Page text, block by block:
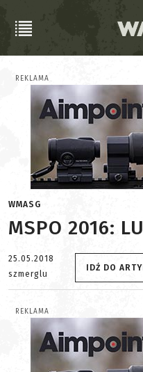
REKLAMA
WMASG
MSPO 2016:
25.05.2018
szmerglu
IDŹ DO
REKLAMA